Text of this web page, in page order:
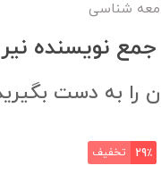
شناسی
نویسنده نیر
را به دست
29٪ تخفیف